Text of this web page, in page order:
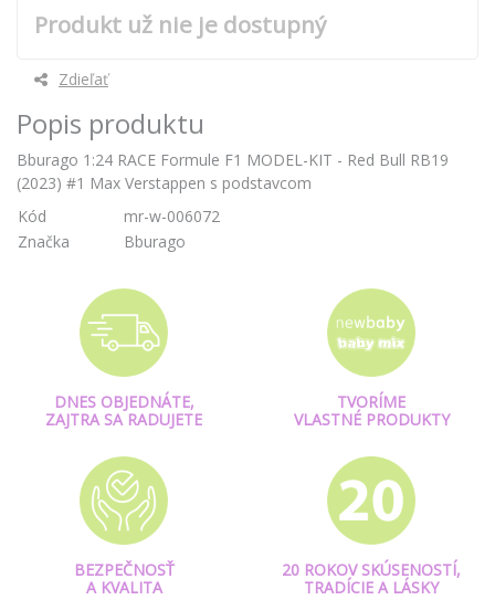
Produkt už nie je dostupný
Zdieľať
Popis produktu
Bburago 1:24 RACE Formule F1 MODEL-KIT - Red Bull RB19
(2023) #1 Max Verstappen s podstavcom
Kód
mr-w-006072
Značka
Bburago
DNES OBJEDNÁTE,
ZAJTRA SA RADUJETE
TVORÍME
VLASTNÉ PRODUKTY
BEZPEČNOSŤ
A KVALITA
20 ROKOV SKÚSENOSTÍ,
TRADÍCIE A LÁSKY